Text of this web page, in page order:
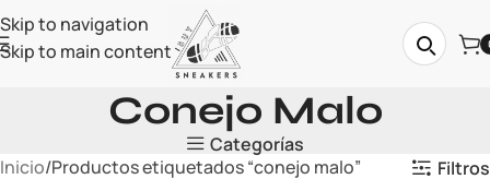
Skip to navigation
Skip to main content
Conejo Malo
Categorías
Inicio Productos etiquetados “conejo malo” Filtros